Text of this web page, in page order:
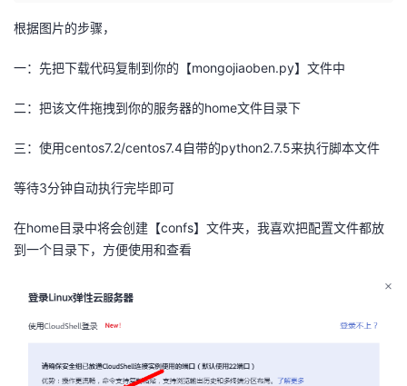
者
的
我
根据图片的步骤，
一：先把下载代码复制到你的【mongojiaoben.py】文件中
二：把该文件拖拽到你的服务器的home文件目录下
三：使用centos7.2/centos7.4自带的python2.7.5来执行脚本文件
等待3分钟自动执行完毕即可
在home目录中将会创建【confs】文件夹，我喜欢把配置文件都放
到一个目录下，方便使用和查看